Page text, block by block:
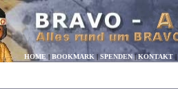
HOME | BOOKMARK | SPENDEN|KONTAKT|